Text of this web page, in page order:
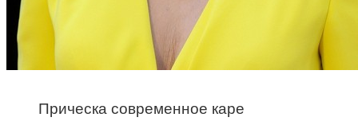
Прическа современное каре